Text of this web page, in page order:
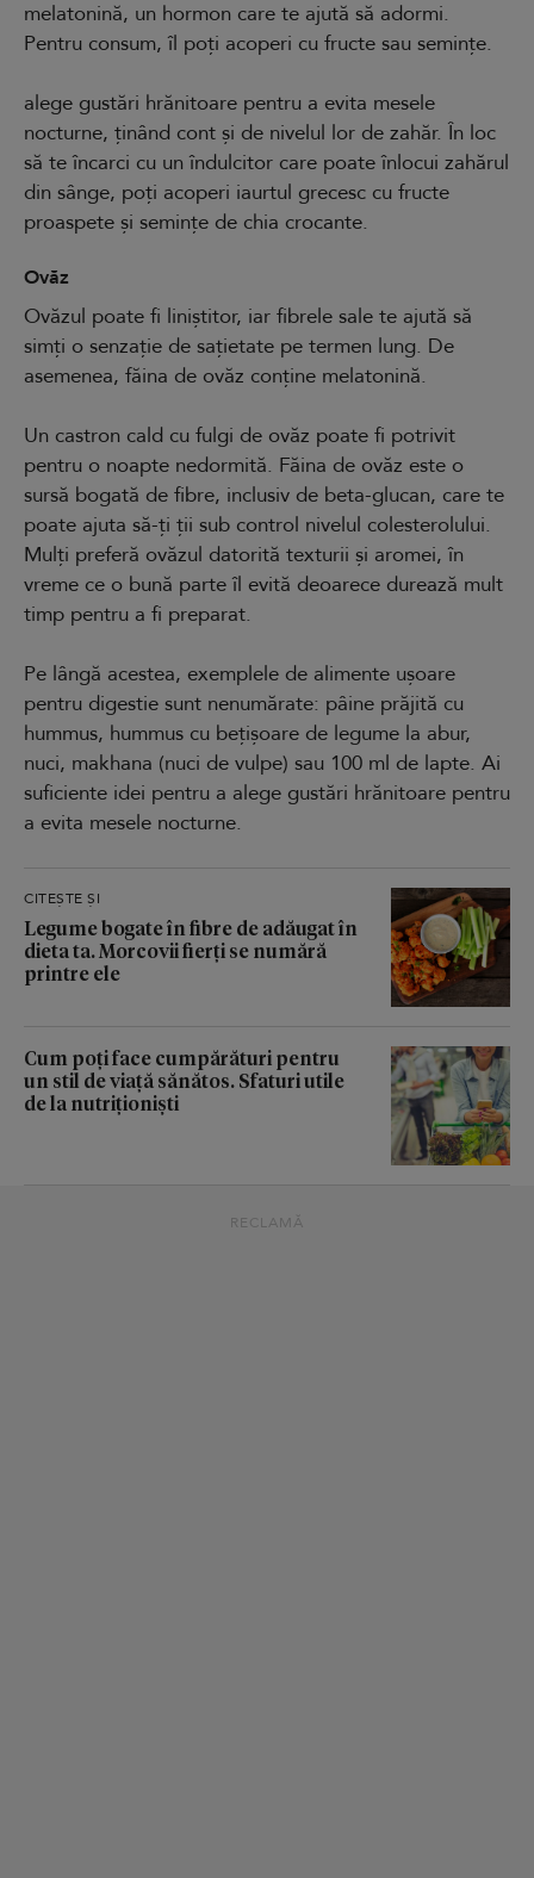
melatonină, un hormon care te ajută să adormi.
Pentru consum, îl poți acoperi cu fructe sau semințe.
alege gustări hrănitoare pentru a evita mesele
nocturne, ținând cont și de nivelul lor de zahăr. În loc
să te încarci cu un îndulcitor care poate înlocui zahărul
din sânge, poți acoperi iaurtul grecesc cu fructe
proaspete și semințe de chia crocante.
Ovăz
Ovăzul poate fi liniștitor, iar fibrele sale te ajută să
simți o senzație de sațietate pe termen lung. De
asemenea, făina de ovăz conține melatonină.
Un castron cald cu fulgi de ovăz poate fi potrivit
pentru o noapte nedormită. Făina de ovăz este o
sursă bogată de fibre, inclusiv de beta-glucan, care te
poate ajuta să-ți ții sub control nivelul colesterolului.
Mulți preferă ovăzul datorită texturii și aromei, în
vreme ce o bună parte îl evită deoarece durează mult
timp pentru a fi preparat.
Pe lângă acestea, exemplele de alimente ușoare
pentru digestie sunt nenumărate: pâine prăjită cu
hummus, hummus cu bețișoare de legume la abur,
nuci, makhana (nuci de vulpe) sau 100 ml de lapte. Ai
suficiente idei pentru a alege gustări hrănitoare pentru
a evita mesele nocturne.
CITEȘTE ȘI
Legume bogate în fibre de adăugat în
dieta ta. Morcovii fierți se numără
printre ele
Cum poți face cumpărături pentru
un stil de viață sănătos. Sfaturi utile
de la nutriționiști
RECLAMĂ